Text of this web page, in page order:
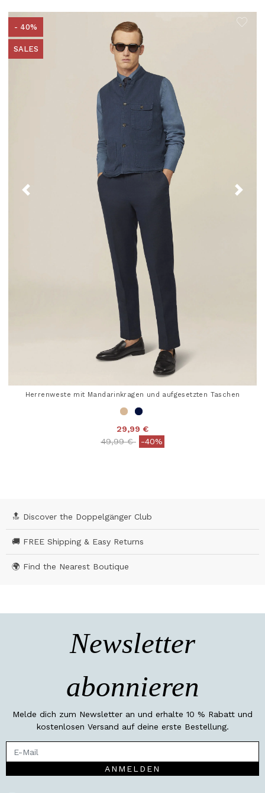
- 40%
SALES
Herrenweste mit Mandarinkragen und aufgesetzten Taschen
29,99 €
Price reduced from
49,99 €to-40%
🔝 Discover the Doppelgänger Club
🚚 FREE Shipping & Easy Returns
🌍 Find the Nearest Boutique
Newsletter
abonnieren
Melde dich zum Newsletter an und erhalte 10 % Rabatt und
kostenlosen Versand auf deine erste Bestellung.
ANMELDEN